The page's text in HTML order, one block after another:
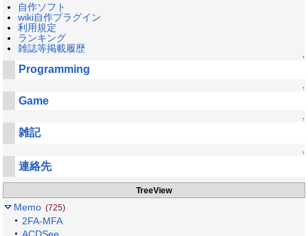
自作ソフト
wiki自作プラグイン
利用規定
ランキング
雑誌等掲載履歴
↑
Programming
↑
Game
↑
雑記
↑
連絡先
TreeView
Memo (725)
2FA-MFA